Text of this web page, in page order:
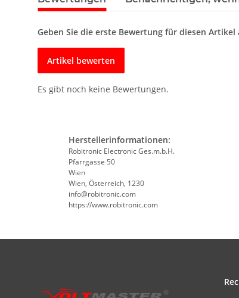
Geben Sie die erste Bewertung für diesen
Artikel bewerten
Es gibt noch keine Bewertungen.
Herstellerinformationen:
Robitronic Electronic Ges.m.b.H.
Pfarrgasse 50
Wien
Wien, Österreich, 1230
info@robitronic.com
https://www.robitronic.com